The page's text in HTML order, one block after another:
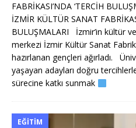
FABRİKASI’NDA ‘TERCİH
İZMİR KÜLTÜR SANAT
BULUŞMALARI İzmir’in kültür
merkezi İzmir Kültür Sanat
hazırlanan gençleri ağırladı.
yaşayan adayları doğru
sürecine katkı sunmak
EĞITIM